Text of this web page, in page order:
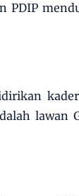
PDIP
kader
lawan